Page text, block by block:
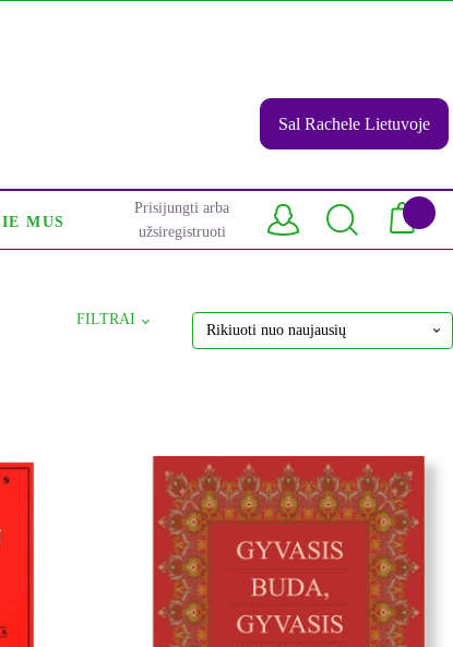
Sal Rachele Lietuvoje
MUS
Prisijungti arba
užsiregistruoti
FILTRAI